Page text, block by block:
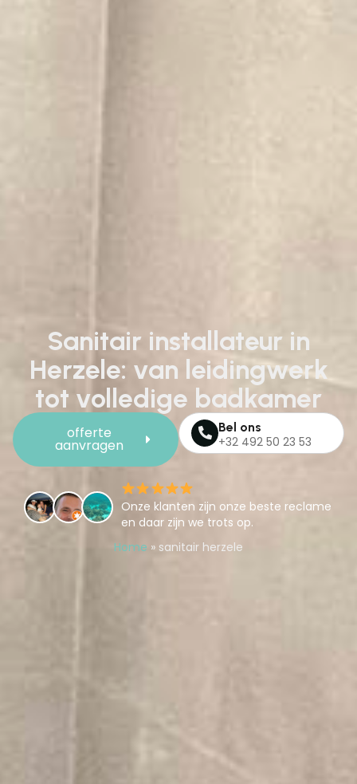
Sanitair installateur in
Herzele: van leidingwerk
tot volledige badkamer
offerte
aanvragen
Bel ons
+32 492 50 23 53
Onze klanten zijn onze beste reclame
en daar zijn we trots op.
Home » sanitair herzele